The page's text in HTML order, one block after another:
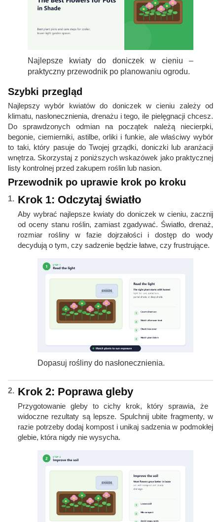
Najlepsze kwiaty do doniczek w cieniu –
praktyczny przewodnik po planowaniu ogrodu.
Szybki przegląd
Najlepszy wybór kwiatów do doniczek w cieniu zależy od
klimatu, nasłonecznienia, drenażu i tego, ile pielęgnacji chcesz.
Do sprawdzonych odmian na początek należą niecierpki,
begonie, ciemierniki, astilbe, orliki i funkie, ale właściwy wybór
to taki, który pasuje do Twojej grządki, doniczki lub aranżacji
wnętrza. Skorzystaj z poniższych wskazówek jako praktycznej
listy kontrolnej przed zakupem roślin lub nasion.
Przewodnik po uprawie krok po kroku
Krok 1: Odczytaj światło
Aby wybrać najlepsze kwiaty do doniczek w cieniu, zacznij
od oceny stanu roślin, zamiast zgadywać. Światło, drenaż,
rozmiar rośliny w fazie dojrzałości i dostęp do wody
decydują o tym, czy sadzenie będzie łatwe, czy frustrujące.
Dopasuj rośliny do nasłonecznienia.
Krok 2: Poprawa gleby
Przygotowanie gleby to cichy krok, który sprawia, że ​​
widoczne rezultaty są lepsze. Spulchnij ubite fragmenty, w
razie potrzeby dodaj kompost i unikaj sadzenia w podmokłej
glebie, która nigdy nie wysycha.